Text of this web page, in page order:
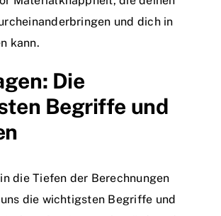
und dich in
kann.
Die
Begriffe und
die Tiefen der Berechnungen
die wichtigsten Begriffe und